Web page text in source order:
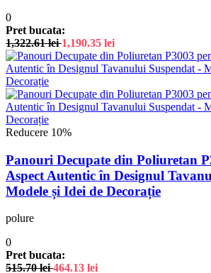
0
Pret bucata:
1,322.61lei 1,190.35 lei
Reducere 10%
Panouri Decupate din Poliuretan
Aspect Autentic în Designul
Modele și Idei de Decorație
polure
0
Pret bucata:
515.70lei 464.13 lei